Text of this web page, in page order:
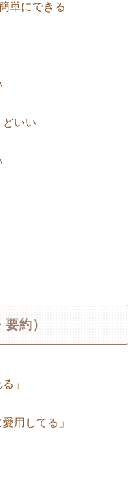
単にできる
いい
約）
」
用してる」